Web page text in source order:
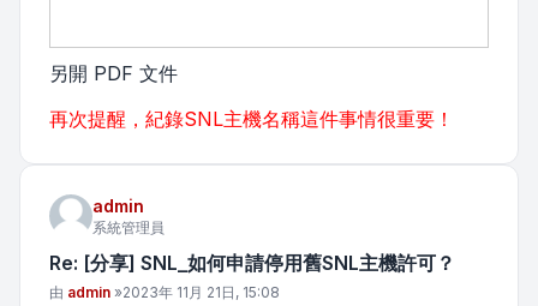
另開 PDF 文件
再次提醒，紀錄SNL主機名稱這件事情很重要！
admin
系統管理員
Re: [分享] SNL_如何申請停用舊SNL主機許可？
文章
由 admin »2023年 11月 21日, 15:08